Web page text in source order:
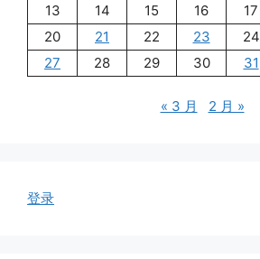
13
14 15 16 17
20
21 22 23 24
27
28 29 30 31
« 3 月 2 月 »
登录